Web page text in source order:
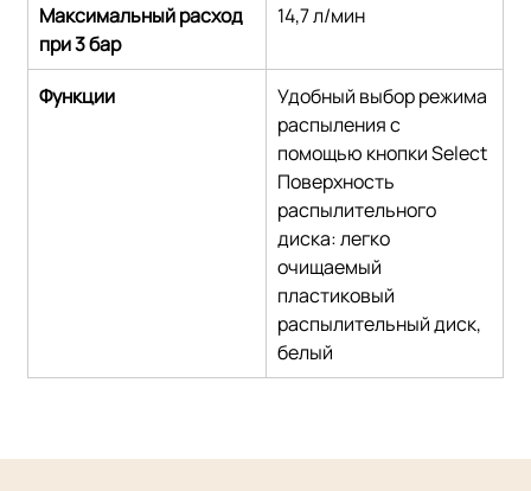
Максимальный расход
при 3 бар
14,7 л/мин
Функции
Удобный выбор режима
распыления с
помощью кнопки Select
Поверхность
распылительного
диска: легко
очищаемый
пластиковый
распылительный диск,
белый